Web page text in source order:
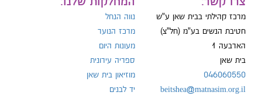
מרכז קהילתי בבית שאן ע"ש
חטיבת הנשים בע"מ (חל"צ)
הארבעה 1
בית שאן
046060550
beitshea@matnasim.org.il
נווה הנחל
מרכז הנוער
מעונות היום
ספריה עירונית
מוזיאון בית שאן
יד לבנים